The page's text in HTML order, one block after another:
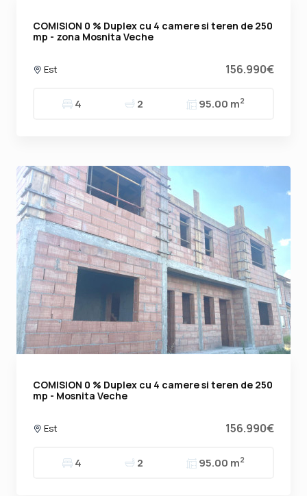
COMISION 0 % Duplex cu 4 camere si teren de 250
mp - zona Mosnita Veche
Est 156.990€
4 2 95.00 m2
COMISION 0 % Duplex cu 4 camere si teren de 250
mp - Mosnita Veche
Est 156.990€
4 2 95.00 m2